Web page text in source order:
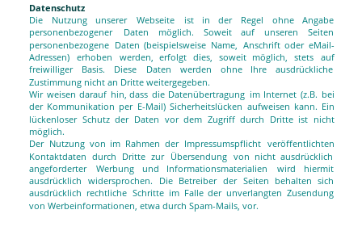
Datenschutz
Die
Nutzung unserer Webseite ist in der Regel ohne
Angabe
personenbezogener
Daten möglich. Soweit auf unseren
Seiten
personenbezogene Daten (beispielsweise Name, Anschrift oder eMail-
Adressen)
erhoben werden, erfolgt dies, soweit möglich, stets auf
freiwilliger
Basis. Diese Daten werden ohne Ihre
ausdrückliche
Zustimmung nicht an Dritte weitergegeben.
Wir weisen darauf hin, dass die Datenübertragung im Internet (z.B. bei
der Kommunikation per E-Mail) Sicherheitslücken aufweisen kann. Ein
lückenloser Schutz der Daten vor dem Zugriff durch Dritte ist nicht
möglich.
Der Nutzung von im Rahmen der Impressumspflicht veröffentlichten
Kontaktdaten durch Dritte zur Übersendung von nicht ausdrücklich
angeforderter
Werbung und Informationsmaterialien wird
hiermit
ausdrücklich widersprochen. Die Betreiber der Seiten behalten sich
ausdrücklich rechtliche Schritte im Falle der unverlangten Zusendung
von Werbeinformationen, etwa durch Spam-Mails, vor.